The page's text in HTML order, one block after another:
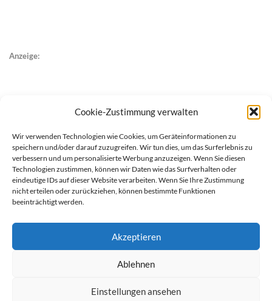
Cookie-Zustimmung verwalten
Wir verwenden Technologien wie Cookies, um Geräteinformationen zu
speichern und/oder darauf zuzugreifen. Wir tun dies, um das Surferlebnis zu
verbessern und um personalisierte Werbung anzuzeigen. Wenn Sie diesen
Technologien zustimmen, können wir Daten wie das Surfverhalten oder
eindeutige IDs auf dieser Website verarbeiten. Wenn Sie Ihre Zustimmung
nicht erteilen oder zurückziehen, können bestimmte Funktionen
beeinträchtigt werden.
Akzeptieren
Ablehnen
Einstellungen ansehen
Anzeige: